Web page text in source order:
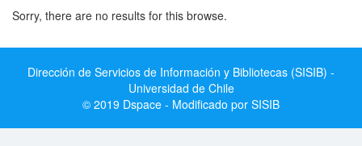
Sorry, there are no results for this browse.
Dirección de Servicios de Información y Bibliotecas (SISIB) -
Universidad de Chile
© 2019 Dspace - Modificado por SISIB